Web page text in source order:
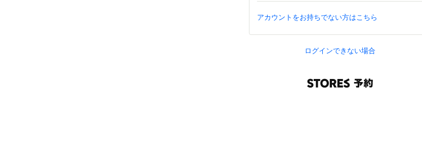
アカウントをお持ちでない方はこちら
ログインできない場合